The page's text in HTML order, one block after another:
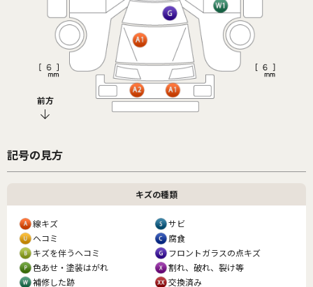
前方
記号の見方
キズの種類
線キズ
サビ
ヘコミ
腐食
キズを伴うヘコミ
フロントガラスの点キズ
色あせ・塗装はがれ
割れ、破れ、裂け等
補修した跡
交換済み